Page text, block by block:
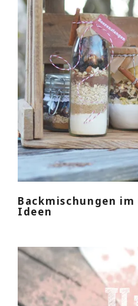
Backmischungen im
Ideen